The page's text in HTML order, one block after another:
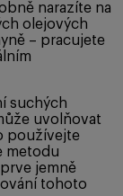
narazíte na
olejových
– pracujete
suchých
uvolňovat
používejte
metodu
jemně
tohoto